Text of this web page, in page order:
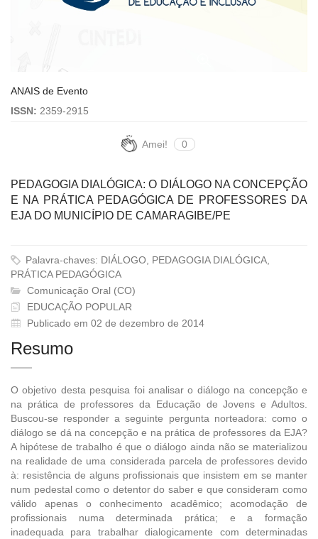
ANAIS de Evento
ISSN: 2359-2915
Amei! 0
PEDAGOGIA DIALÓGICA: O DIÁLOGO NA CONCEPÇÃO
E NA PRÁTICA PEDAGÓGICA DE PROFESSORES DA
EJA DO MUNICÍPIO DE CAMARAGIBE/PE
Palavra-chaves: DIÁLOGO, PEDAGOGIA DIALÓGICA,
PRÁTICA PEDAGÓGICA
Comunicação Oral (CO)
EDUCAÇÃO POPULAR
Publicado em 02 de dezembro de 2014
Resumo
O objetivo desta pesquisa foi analisar o diálogo na concepção e
na prática de professores da Educação de Jovens e Adultos.
Buscou-se responder a seguinte pergunta norteadora: como o
diálogo se dá na concepção e na prática de professores da EJA?
A hipótese de trabalho é que o diálogo ainda não se materializou
na realidade de uma considerada parcela de professores devido
à: resistência de alguns profissionais que insistem em se manter
num pedestal como o detentor do saber e que consideram como
válido apenas o conhecimento acadêmico; acomodação de
profissionais numa determinada prática; e a formação
inadequada para trabalhar dialogicamente com determinadas